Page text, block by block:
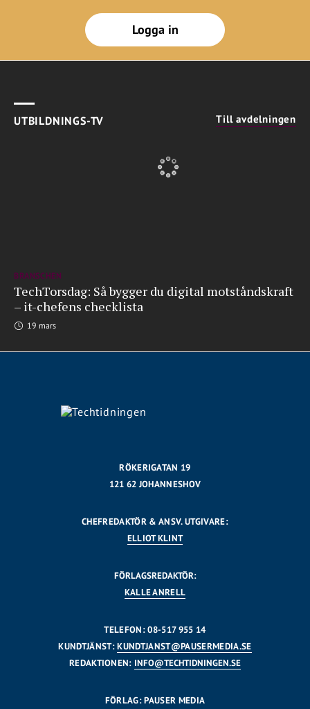
Logga in
UTBILDNINGS-TV Till avdelningen
BRANSCHEN
TechTorsdag: Så bygger du digital motståndskraft
– it-chefens checklista
19 mars
RÖKERIGATAN 19
121 62 JOHANNESHOV
CHEFREDAKTÖR & ANSV. UTGIVARE:
ELLIOT KLINT
FÖRLAGSREDAKTÖR:
KALLE ANRELL
TELEFON: 08-517 955 14
KUNDTJÄNST:KUNDTJANST@PAUSERMEDIA.SE
REDAKTIONEN: INFO@TECHTIDNINGEN.SE
FÖRLAG: PAUSER MEDIA